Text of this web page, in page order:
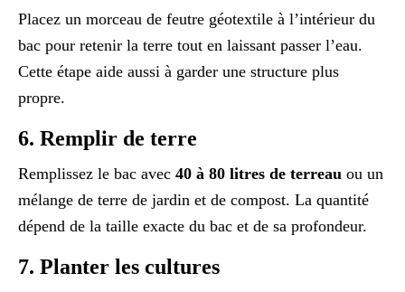
Placez un morceau de feutre géotextile à l’intérieur du
bac pour retenir la terre tout en laissant passer l’eau.
Cette étape aide aussi à garder une structure plus
propre.
6. Remplir de terre
Remplissez le bac avec 40 à 80 litres de terreau ou un
mélange de terre de jardin et de compost. La quantité
dépend de la taille exacte du bac et de sa profondeur.
7. Planter les cultures